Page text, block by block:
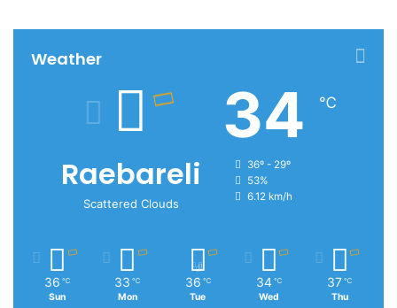
Weather
Raebareli
Scattered Clouds
34 ℃
36º - 29º
53%
6.12 km/h
36 ℃
Sun
33 ℃
Mon
36 ℃
Tue
34 ℃
Wed
37 ℃
Thu